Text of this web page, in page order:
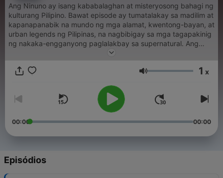
Ang Ninuno ay isang kababalaghan at misteryosong bahagi ng
kulturang Pilipino. Bawat episode ay tumatalakay sa madilim at
kapanapanabik na mundo ng mga alamat, kwentong-bayan, at
urban legends ng Pilipinas, na nagbibigay sa mga tagapakinig
ng nakaka-engganyong paglalakbay sa supernatural. Ang
seryeng ito ay maingat na binuo upang itampok ang mga
kanilang pagyaman sa kulturang Pilipino. For brand
opportunities with our podcast, please contact our
management team at info@tagm.com.
Volume 1 x
00:00 00:00
Episódios